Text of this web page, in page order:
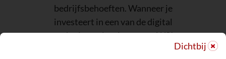
bedrijfsbehoeften. Wanneer je
investeert in een van de digital
marketing oplossingen van WSI,
Dichtbij